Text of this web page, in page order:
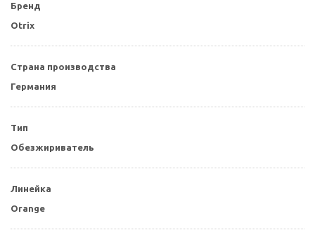
Бренд
Otrix
Страна производства
Германия
Тип
Обезжириватель
Линейка
Orange